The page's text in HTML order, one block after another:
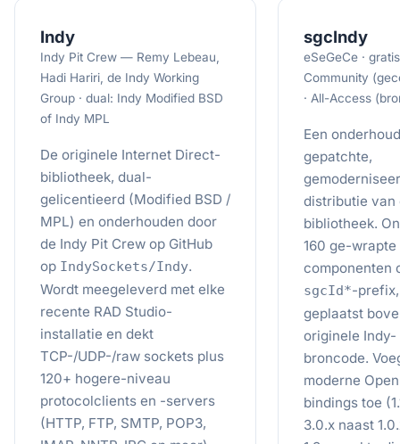
Indy
Indy Pit Crew — Remy Lebeau,
Hadi Hariri, de Indy Working
Group · dual: Indy Modified BSD
of Indy MPL
De originele Internet Direct-
bibliotheek, dual-
gelicentieerd (Modified BSD /
MPL) en onderhouden door
de Indy Pit Crew op GitHub
op IndySockets/Indy.
Wordt meegeleverd met elke
recente RAD Studio-
installatie en dekt
TCP-/UDP-/raw sockets plus
120+ hogere-niveau
protocolclients en -servers
(HTTP, FTP, SMTP, POP3,
sgcIndy
eSeGeCe · gratis
Community
· All-Access
Een
gepatchte,
distributie van
bibliotheek.
160 ge-
componenten
sgcId*-prefix,
geplaatst
originele Indy-
broncode.
moderne
bindings toe
3.0.x naast